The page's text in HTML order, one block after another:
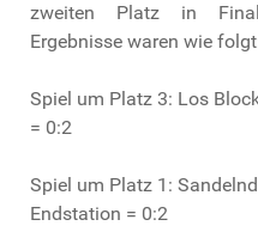
zweiten Platz in
Ergebnisse waren wie
Spiel um Platz 3: Los
= 0:2
Spiel um Platz 1:
Endstation = 0:2